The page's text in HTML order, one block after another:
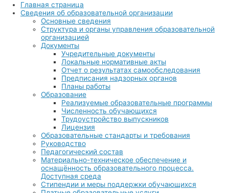
Главная страница
Сведения об образовательной организации
Основные сведения
Структура и органы управления образовательной
организацией
Документы
Учредительные документы
Локальные нормативные акты
Отчет о результатах самообследования
Предписания надзорных органов
Планы работы
Образование
Реализуемые образовательные программы
Численность обучающихся
Трудоустройство выпускников
Лицензия
Образовательные стандарты и требования
Руководство
Педагогический состав
Материально-техническое обеспечение и
оснащённость образовательного процесса.
Доступная среда
Стипендии и меры поддержки обучающихся